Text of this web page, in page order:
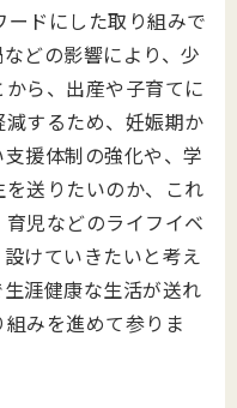
ドにした取り組みで
どの影響により、少
ら、出産や子育てに
するため、妊娠期か
援体制の強化や、学
送りたいのか、これ
児などのライフイベ
けていきたいと考え
涯健康な生活が送れ
みを進めて参りま